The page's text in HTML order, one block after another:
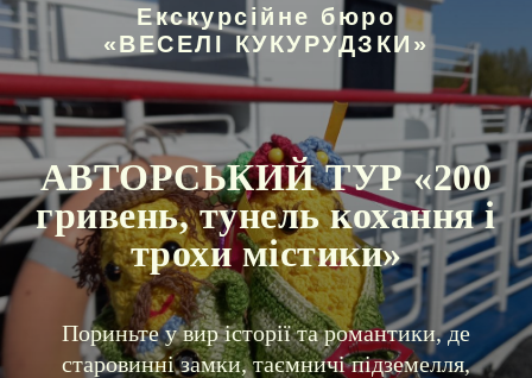
Екскурсійне бюро
«ВЕСЕЛІ КУКУРУДЗКИ»
АВТОРСЬКИЙ ТУР «200
гривень, тунель кохання і
трохи містики»
Пориньте у вир історії та романтики, де
старовинні замки, таємничі підземелля,